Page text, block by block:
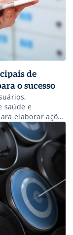
de
o sucesso
saúde e
elaborar ações